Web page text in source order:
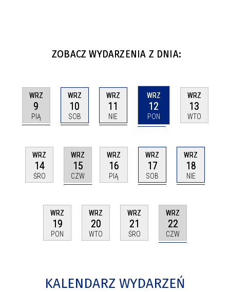
ZOBACZ WYDARZENIA Z DNIA:
WRZ
9
PIĄ
WRZ
10
SOB
WRZ
11
NIE
WRZ
12
PON
WRZ
13
WTO
WRZ
14
ŚRO
WRZ
15
CZW
WRZ
16
PIĄ
WRZ
17
SOB
WRZ
18
NIE
WRZ
19
PON
WRZ
20
WTO
WRZ
21
ŚRO
WRZ
22
CZW
KALENDARZ WYDARZEŃ